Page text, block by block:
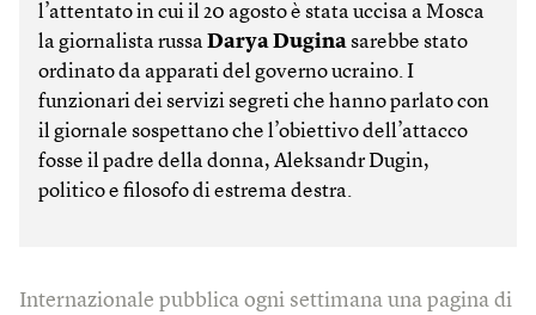
l’attentato in cui il 20 agosto è stata uccisa a Mosca
la giornalista russaDarya Duginasarebbe stato
ordinato da apparati del governo ucraino. I
funzionari dei servizi segreti che hanno parlato con
il giornale sospettano che l’obiettivo dell’attacco
fosse il padre della donna, Aleksandr Dugin,
politico e filosofo di estrema destra.
Internazionale pubblica ogni settimana una pagina di